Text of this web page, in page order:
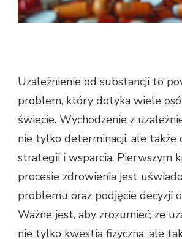
Uzależnienie od substancji to
problem, który dotyka wiele
świecie. Wychodzenie z
nie tylko determinacji, ale także
strategii i wsparcia. Pierwszym
procesie zdrowienia jest
problemu oraz podjęcie decyzji
Ważne jest, aby zrozumieć, że
nie tylko kwestia fizyczna, ale